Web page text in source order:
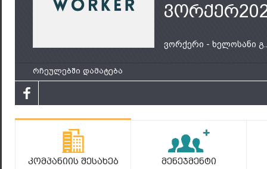
ვორქერი - ხელოსანი
რჩეულებში დამატება
Კომპანიის Შესახებ Მენეჯმენტი